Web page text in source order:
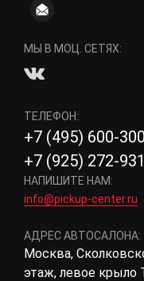
МЫ В МОЦ. СЕТЯХ:
ТЕЛЕФОН:
+7 (495) 600-
+7 (925) 272-
НАПИШИТЕ НАМ:
info@pickup-center.ru
АДРЕС АВТОСАЛОНА:
Москва,
этаж, левое крыло